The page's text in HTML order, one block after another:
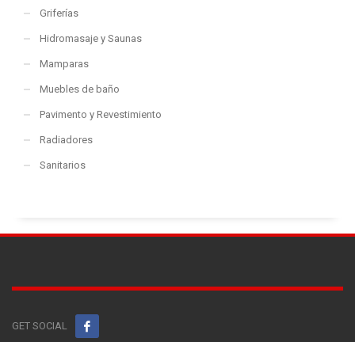
Griferías
Hidromasaje y Saunas
Mamparas
Muebles de baño
Pavimento y Revestimiento
Radiadores
Sanitarios
GET SOCIAL